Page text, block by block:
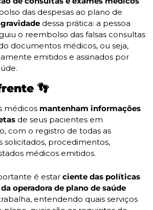
das despesas ao plano de
gravidade dessa prática: a pessoa
o reembolso das falsas consultas
documentos médicos, ou seja,
emitidos e assinados por
👣
médicos mantenham informações
de seus pacientes em
com o registro de todas as
solicitados, procedimentos,
médicos emitidos.
é estar ciente das políticas
operadora de plano de saúde
entendendo quais serviços